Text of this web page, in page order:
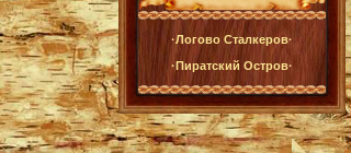
·Логово Сталкеров·
·Пиратский Остров·